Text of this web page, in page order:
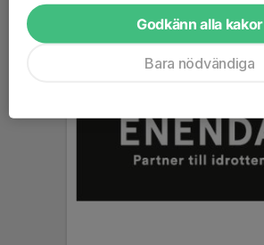
Godkänn alla kakor
Bara nödvändiga